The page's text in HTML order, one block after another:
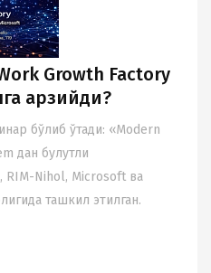
Growth Factory
арзийди?
бўлиб ўтади: «Modern
дан булутли
RIM-Nihol, Microsoft ва
ташкил этилган.